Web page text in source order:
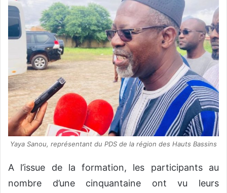
Yaya Sanou, représentant du PDS de la région des Hauts Bassins
A l’issue de la formation, les participants au
nombre d’une cinquantaine ont vu leurs